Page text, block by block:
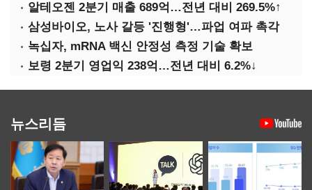
알테오젠 2분기 매출 689억…전년 대비 269.5%↑
삼성바이오, 노사 갈등 '진행형'…파업 여파 촉각
녹십자, mRNA 백신 안정성 측정 기술 확보
보령 2분기 영업익 238억…전년 대비 6.2%↓
뉴스리듬